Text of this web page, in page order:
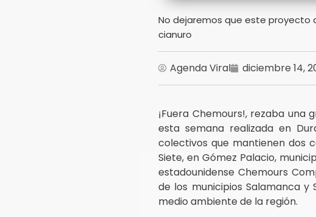
No dejaremos que este proyecto
cianuro
Agenda Viral diciembre 14,
¡Fuera Chemours!, rezaba
esta semana realizada en
colectivos que mantienen dos
Siete, en Gómez Palacio,
estadounidense Chemours
de los municipios Salamanca y
medio ambiente de la región.